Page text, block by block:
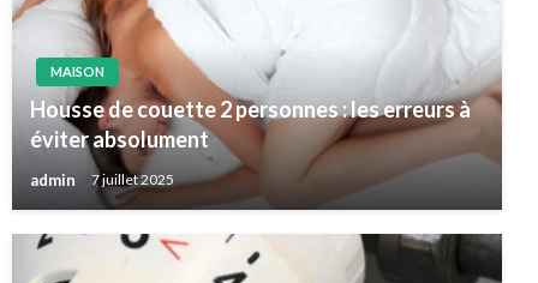
MAISON
Housse de couette 2 personnes : les erreurs à
éviter absolument
admin 7 juillet 2025